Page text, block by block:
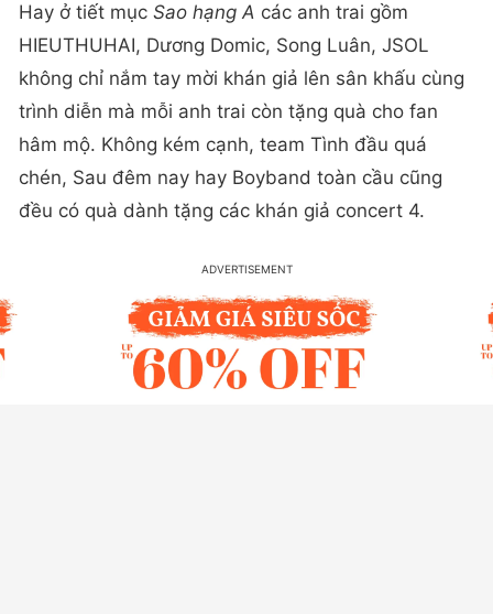
Hay ở tiết mục Sao hạng A các anh trai gồm
HIEUTHUHAI, Dương Domic, Song Luân, JSOL
không chỉ nắm tay mời khán giả lên sân khấu cùng
trình diễn mà mỗi anh trai còn tặng quà cho fan
hâm mộ. Không kém cạnh, team Tình đầu quá
chén, Sau đêm nay hay Boyband toàn cầu cũng
đều có quà dành tặng các khán giả concert 4.